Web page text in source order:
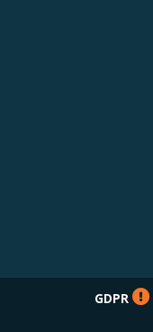
GDPR